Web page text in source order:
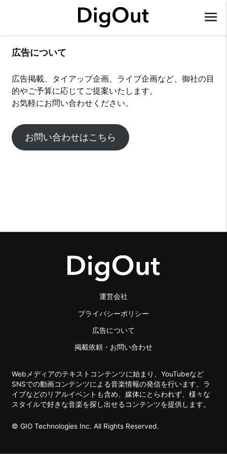
広告について
広告掲載、タイアップ企画、ライブ企画など、御社の目
的やご予算に応じてご提案いたします。
お気軽にお問い合わせください。
お問い合わせはこちら
運営会社
プライバシーポリシー
広告について
掲載依頼・お問い合わせ
Webメディアのテキストコンテンツに始まり、YouTubeなど
SNSでの動画コンテンツによる音楽情報の発信を行います。ラ
イブなどのリアルイベントも含め、媒体にとらわれず、様々な
スタイルで好きな音楽を探し出せるコンテンツを提供します。
© GIO Technologies Inc. All Rights Reserved.